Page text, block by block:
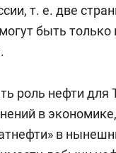
т. е. две
быть
роль нефти для
в
в